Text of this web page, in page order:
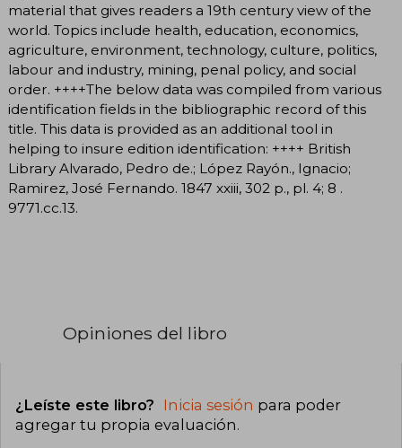
material that gives readers a 19th century view of the
world. Topics include health, education, economics,
agriculture, environment, technology, culture, politics,
labour and industry, mining, penal policy, and social
order. ++++The below data was compiled from various
identification fields in the bibliographic record of this
title. This data is provided as an additional tool in
helping to insure edition identification: ++++ British
Library Alvarado, Pedro de.; López Rayón., Ignacio;
Ramirez, José Fernando. 1847 xxiii, 302 p., pl. 4; 8 .
9771.cc.13.
Opiniones del libro
¿Leíste este libro? Inicia sesión para poder
agregar tu propia evaluación.